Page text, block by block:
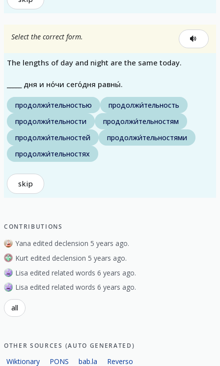
Select the correct form.
The lengths of day and night are the same today.
_____ дня и но́чи сего́дня равны́.
продолжи́тельностью
продолжи́тельность
продолжи́тельности
продолжи́тельностям
продолжи́тельностей
продолжи́тельностями
продолжи́тельностях
skip
CONTRIBUTIONS
Yana edited declension 5 years ago.
Kurt edited declension 5 years ago.
Lisa edited related words 6 years ago.
Lisa edited related words 6 years ago.
all
OTHER SOURCES (AUTO GENERATED)
Wiktionary PONS bab.la Reverso